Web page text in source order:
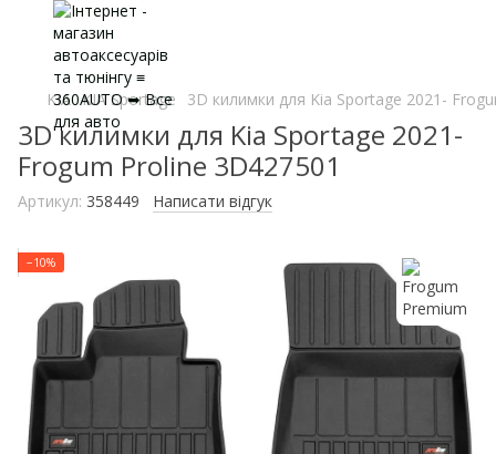
KIA KIA Sportage 3D килимки для Kia Sportage 2021-
3D килимки для Kia Sportage 2021-
Frogum Proline 3D427501
Артикул: 358449 Написати відгук
−10%